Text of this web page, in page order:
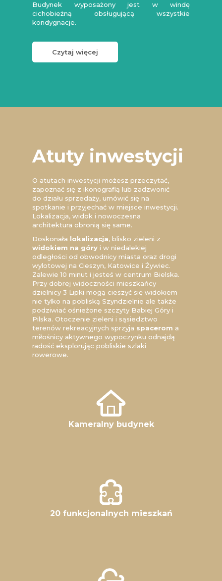
Budynek wyposażony jest w windę
cichobieżną obsługującą wszystkie
kondygnacje.
Czytaj więcej
Atuty inwestycji
O atutach inwestycji możesz przeczytać,
zapoznać się z ikonografią lub zadzwonić
do działu sprzedaży, umówić się na
spotkanie i przyjechać w miejsce inwestycji.
Lokalizacja, widok i nowoczesna
architektura obronią się same.
Doskonała lokalizacja, blisko zieleni z
widokiem na góry i w niedalekiej
odległości od obwodnicy miasta oraz drogi
wylotowej na Cieszyn, Katowice i Żywiec.
Zalewie 10 minut i jesteś w centrum Bielska.
Przy dobrej widoczności mieszkańcy
dzielnicy 3 Lipki mogą cieszyć się widokiem
nie tylko na pobliską Szyndzielnie ale także
podziwiać ośnieżone szczyty Babiej Góry i
Pilska. Otoczenie zieleni i sąsiedztwo
terenów rekreacyjnych sprzyja spacerom a
miłośnicy aktywnego wypoczynku odnajdą
radość eksplorując pobliskie szlaki
rowerowe.
Kameralny budynek
20 funkcjonalnych mieszkań